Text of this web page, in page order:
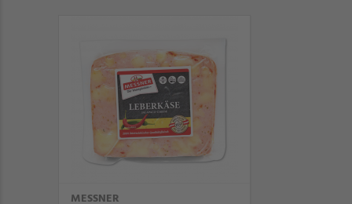
MESSNER